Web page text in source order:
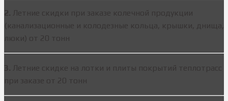
Летние скидки при заказе колечной продукции
(канализационные и колодезные кольца, крышки, днища,
люки) от 20 тонн
Летние скидке на лотки и плиты покрытий теплотрасс
при заказе от 20 тонн